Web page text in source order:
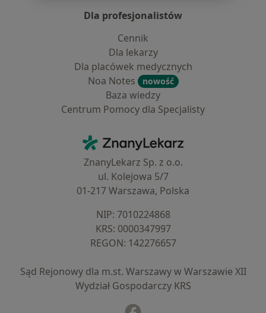
Dla profesjonalistów
Cennik
Dla lekarzy
Dla placówek medycznych
Noa Notes
nowość
Baza wiedzy
Centrum Pomocy dla Specjalisty
ZnanyLekarz - Strona główna
ZnanyLekarz Sp. z o.o.
ul. Kolejowa 5/7
01-217 Warszawa, Polska
NIP: ⁠7010224868
KRS: ⁠0000347997
REGON: ⁠142276657
Sąd Rejonowy dla m.st. Warszawy w Warszawie XII
Wydział Gospodarczy KRS